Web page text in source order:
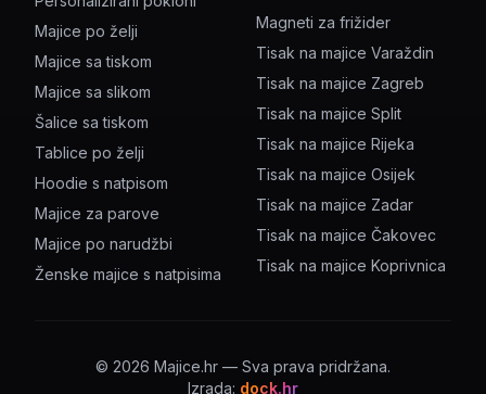
Majice po želji
Majice sa tiskom
Majice sa slikom
Šalice sa tiskom
Tablice po želji
Hoodie s natpisom
Majice za parove
Majice po narudžbi
Ženske majice s natpisima
Magneti za frižider
Tisak na majice Varaždin
Tisak na majice Zagreb
Tisak na majice Split
Tisak na majice Rijeka
Tisak na majice Osijek
Tisak na majice Zadar
Tisak na majice Čakovec
Tisak na majice Koprivnica
© 2026 Majice.hr — Sva prava pridržana.
Izrada: dock.hr